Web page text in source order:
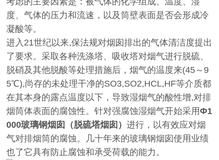
度、气体的压力和流速，以及筒壁表面是否会形成冷
凝酸等。
进入21世纪以来,保法规对烟囱排出的气体清洁度提出
了要求。采取各种洗涤塔、吸收塔对烟气进行脱硫、
脱硝及其他脱酸等处理措施后，烟气的温度来(45～9
5℃),尚存的未处理干净的SO3,SO2,HCL,HF等介质都
在其本身的露点温度以下，导致湿烟气的酸性增,对排
烟筒体表面的腐蚀性。针对强腐蚀湿烟气开始采用Φ1
000玻璃钢烟囱（脱硫塔烟囱）进行，以有效应对烟
气对排烟筒的腐蚀。几十年来的玻璃钢烟囱使用业绩
也了它具有防止腐蚀和承受荷载的能力。